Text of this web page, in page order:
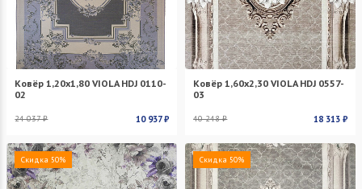
Ковёр 1,20х1,80 VIOLA HDJ 0110-
02
24 037 ₽ 10 937 ₽
Ковёр 1,60х2,30 VIOLA HDJ 0557-
03
40 248 ₽ 18 313 ₽
Скидка 50% Скидка 50%